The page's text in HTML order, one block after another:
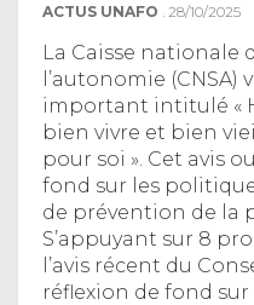
ACTUS UNAFO . 28/10/2025
La Caisse nationale
l’autonomie
important intitulé «
bien vivre et bien
pour soi ». Cet avis
fond sur les
de prévention de la
S’appuyant sur 8
l’avis récent du
réflexion de fond